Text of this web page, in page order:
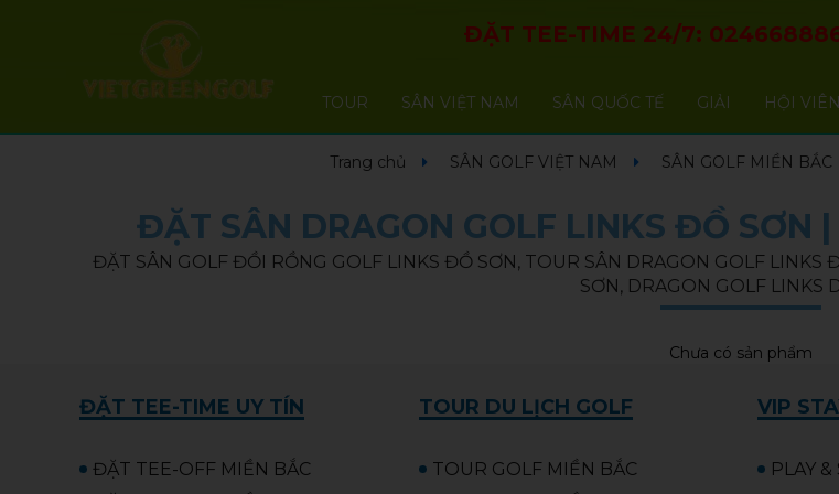
ĐẶT TEE-TIME 24/7:
TOUR SÂN VIỆT NAM SÂN QUỐC TẾ GIẢI HỘI VIÊN
Trang chủ SÂN GOLF VIỆT NAM SÂN GOLF MIỀN BẮC
ĐẶT SÂN DRAGON GOLF LINKS ĐỒ SƠN
ĐẶT SÂN GOLF ĐỒI RỒNG GOLF LINKS ĐỒ SƠN, TOUR SÂN DRAGON GOLF
SƠN, DRAGON GOLF LINKS
Chưa có sản phẩm
ĐẶT TEE-TIME UY TÍN
ĐẶT TEE-OFF MIỀN BẮC
TOUR DU LỊCH GOLF
TOUR GOLF MIỀN BẮC
VIP
PLAY &